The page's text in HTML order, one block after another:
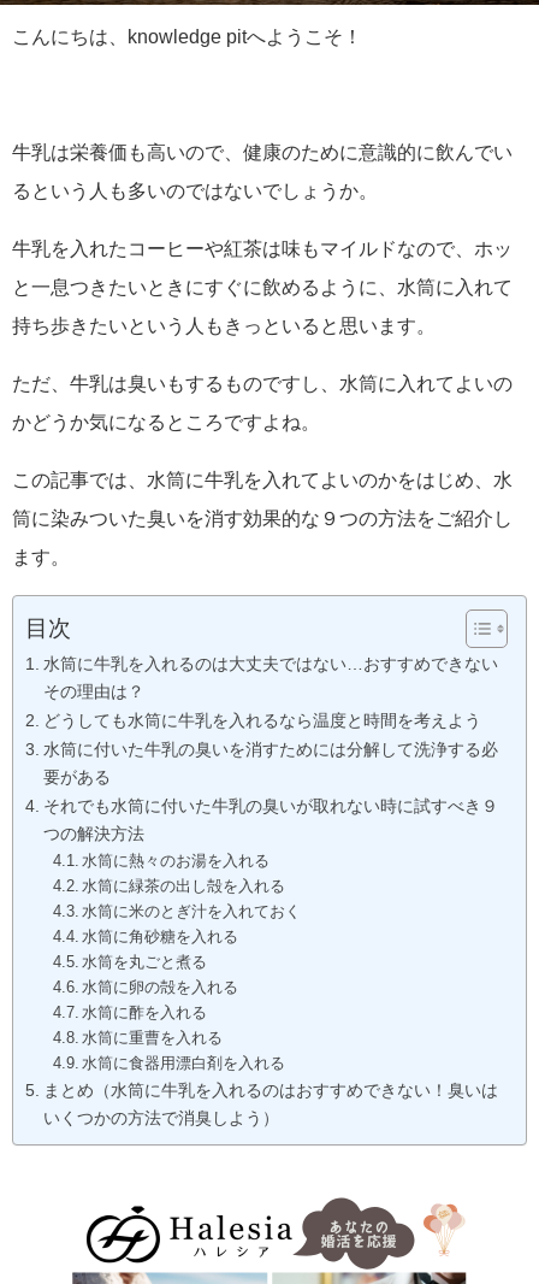
こんにちは、knowledge pitへようこそ！
牛乳は栄養価も高いので、健康のために意識的に飲んでい
るという人も多いのではないでしょうか。
牛乳を入れたコーヒーや紅茶は味もマイルドなので、ホッ
と一息つきたいときにすぐに飲めるように、水筒に入れて
持ち歩きたいという人もきっといると思います。
ただ、牛乳は臭いもするものですし、水筒に入れてよいの
かどうか気になるところですよね。
この記事では、水筒に牛乳を入れてよいのかをはじめ、水
筒に染みついた臭いを消す効果的な９つの方法をご紹介し
ます。
目次
水筒に牛乳を入れるのは大丈夫ではない…おすすめできない
その理由は？
どうしても水筒に牛乳を入れるなら温度と時間を考えよう
水筒に付いた牛乳の臭いを消すためには分解して洗浄する必
要がある
それでも水筒に付いた牛乳の臭いが取れない時に試すべき９
つの解決方法
水筒に熱々のお湯を入れる
水筒に緑茶の出し殻を入れる
水筒に米のとぎ汁を入れておく
水筒に角砂糖を入れる
水筒を丸ごと煮る
水筒に卵の殻を入れる
水筒に酢を入れる
水筒に重曹を入れる
水筒に食器用漂白剤を入れる
まとめ（水筒に牛乳を入れるのはおすすめできない！臭いは
いくつかの方法で消臭しよう）